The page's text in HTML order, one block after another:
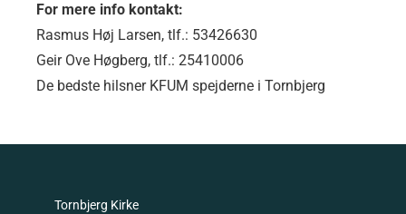
For mere info kontakt:
Rasmus Høj Larsen, tlf.: 53426630
Geir Ove Høgberg, tlf.: 25410006
De bedste hilsner KFUM spejderne i Tornbjerg
Tornbjerg Kirke